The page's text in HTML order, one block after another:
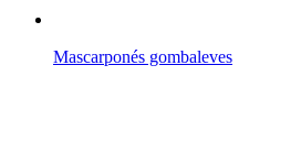
Mascarponés gombaleves